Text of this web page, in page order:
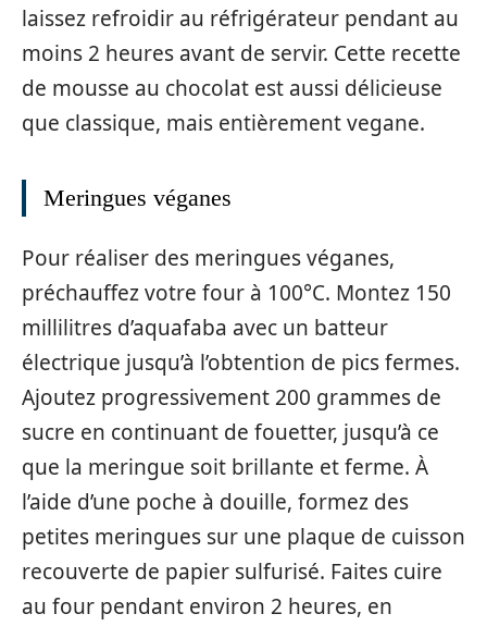
laissez refroidir au réfrigérateur pendant au
moins 2 heures avant de servir. Cette recette
de mousse au chocolat est aussi délicieuse
que classique, mais entièrement vegane.
Meringues véganes
Pour réaliser des meringues véganes,
préchauffez votre four à 100°C. Montez 150
millilitres d’aquafaba avec un batteur
électrique jusqu’à l’obtention de pics fermes.
Ajoutez progressivement 200 grammes de
sucre en continuant de fouetter, jusqu’à ce
que la meringue soit brillante et ferme. À
l’aide d’une poche à douille, formez des
petites meringues sur une plaque de cuisson
recouverte de papier sulfurisé. Faites cuire
au four pendant environ 2 heures, en